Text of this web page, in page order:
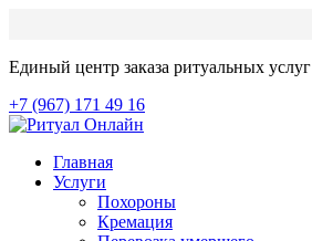
Единый центр заказа ритуальных услуг
+7 (967) 171 49 16
Главная
Услуги
Похороны
Кремация